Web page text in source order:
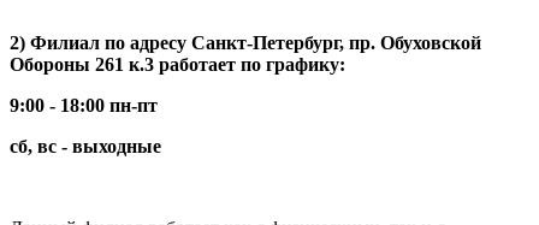
2) Филиал по адресу Санкт-Петербург, пр. Обуховской
Обороны 261 к.3 работает по графику:
9:00 - 18:00 пн-пт
сб, вс - выходные